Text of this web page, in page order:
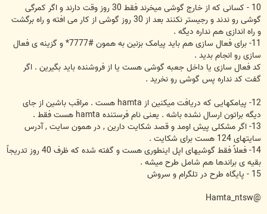
10 - کسانی که از خارج گوشی میخرند فقط 30 روز وقت دارند و اگر کمرگی
گوشی رو ندند و رجیستر نکنند بعد از 30 روز گوشی از کار می افته و راه برگشت
و راه اندازی هم نداره دیگه .
11- برای فعال سازی هم باید پیامک بزنین به همون #7777* و گزینه ی فعال
سازی رو انجام بدید .
کد فعال سازی یا داخل جعبه گوشی هست یا از فروشنده باید بگیرین . اگر
گفت کد نداره پس گوشی رو نخرید .
12- پیامکهایی که دریافت میکنین از hamta هست . مراقب باشین از جای
دیگه براتون ارسال نشده باشه . یعنی نام فرستنده hamta هست فقط .
13- اگر مشکلی پیش اومد و قصد شکایت دارین , در همون سایت , آدرس
سایتهای 124 هست برای شکایت .
14- فعلاً فقط گوشیهای اپل اینطوری هست و گفته شده که ظرف 40 روز تدریجاً
بقیه ی براندها هم شامل طرح میشه .
15 - پایگاه طرح در تلگرام و سروش
@Hamta_ntsw